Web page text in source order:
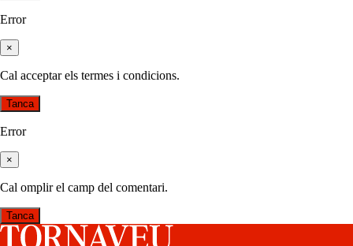
Error
×
Cal acceptar els termes i condicions.
Tanca
Error
×
Cal omplir el camp del comentari.
Tanca